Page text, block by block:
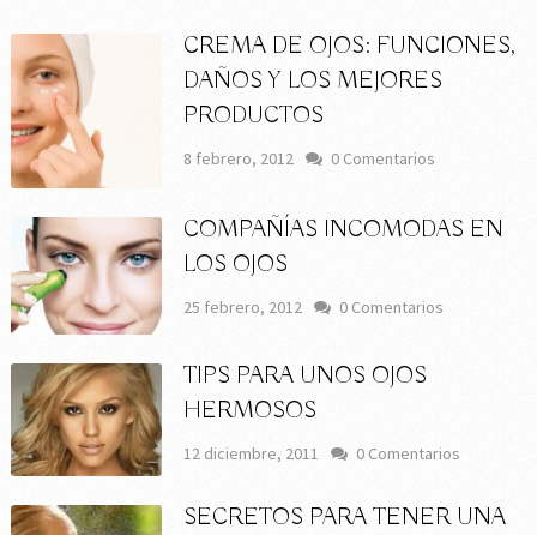
CREMA DE OJOS: FUNCIONES,
DAÑOS Y LOS MEJORES
PRODUCTOS
8 febrero, 2012 0 Comentarios
COMPAÑÍAS INCOMODAS EN
LOS OJOS
25 febrero, 2012 0 Comentarios
TIPS PARA UNOS OJOS
HERMOSOS
12 diciembre, 2011 0 Comentarios
SECRETOS PARA TENER UNA